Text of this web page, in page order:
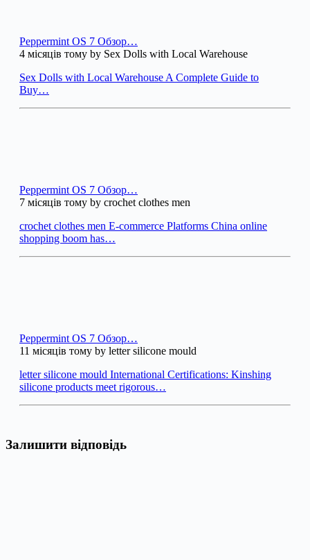
Peppermint OS 7 Обзор…
4 місяців тому by Sex Dolls with Local Warehouse
Sex Dolls with Local Warehouse A Complete Guide to
Buy…
Peppermint OS 7 Обзор…
7 місяців тому by crochet clothes men
crochet clothes men E-commerce Platforms China online
shopping boom has…
Peppermint OS 7 Обзор…
11 місяців тому by letter silicone mould
letter silicone mould International Certifications: Kinshing
silicone products meet rigorous…
Залишити відповідь